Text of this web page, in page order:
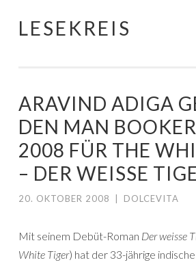
Springe
LESEKREIS
ARAVIND ADIGA
DEN MAN
2008 FÜR THE
– DER WEISSE
20. OKTOBER 2008 DOLCEVITA
Mit seinem Debüt-Roman Der weisse
White Tiger) hat der 33-jährige